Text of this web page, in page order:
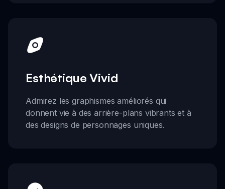
Esthétique Vivid
Admirez les graphismes améliorés qui
donnent vie à des arrière-plans vibrants et à
des designs de personnages uniques.